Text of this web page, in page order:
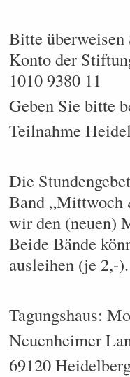
Bitte überweisen
Konto der
1010 9380 11
Geben Sie bitte
Teilnahme
Die
Band „Mittwoch
wir den (neuen)
Beide Bände
ausleihen (je 2,-).
Tagungshaus:
Neuenheimer
69120